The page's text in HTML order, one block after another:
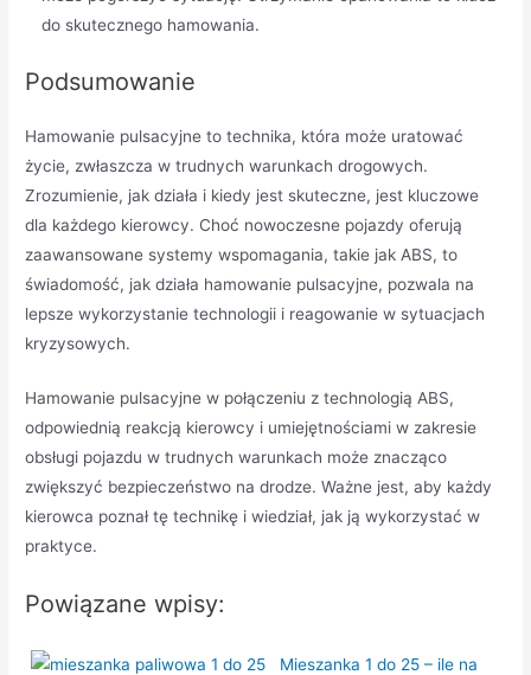
do skutecznego hamowania.
Podsumowanie
Hamowanie pulsacyjne to technika, która może uratować
życie, zwłaszcza w trudnych warunkach drogowych.
Zrozumienie, jak działa i kiedy jest skuteczne, jest kluczowe
dla każdego kierowcy. Choć nowoczesne pojazdy oferują
zaawansowane systemy wspomagania, takie jak ABS, to
świadomość, jak działa hamowanie pulsacyjne, pozwala na
lepsze wykorzystanie technologii i reagowanie w sytuacjach
kryzysowych.
Hamowanie pulsacyjne w połączeniu z technologią ABS,
odpowiednią reakcją kierowcy i umiejętnościami w zakresie
obsługi pojazdu w trudnych warunkach może znacząco
zwiększyć bezpieczeństwo na drodze. Ważne jest, aby każdy
kierowca poznał tę technikę i wiedział, jak ją wykorzystać w
praktyce.
Powiązane wpisy:
Mieszanka 1 do 25 – ile na